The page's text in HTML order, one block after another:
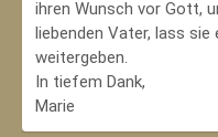
ihren Wunsch vor Gott,
liebenden Vater, lass sie
weitergeben.
In tiefem Dank,
Marie